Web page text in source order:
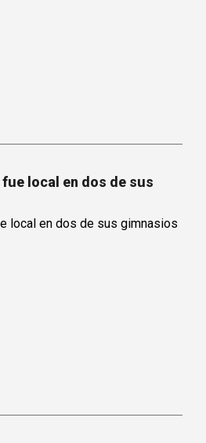
local en dos de sus